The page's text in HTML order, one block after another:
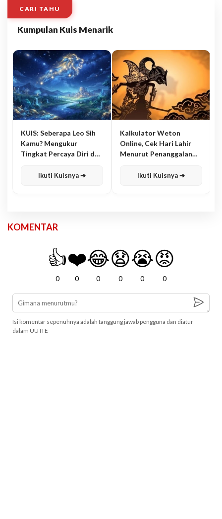
CARI TAHU
Kumpulan Kuis Menarik
KUIS: Seberapa Leo Sih
Kamu? Mengukur
Tingkat Percaya Diri dan
Ikuti Kuisnya ➔
Kalkulator Weton
Online, Cek Hari Lahir
Menurut Penanggalan
Ikuti Kuisnya ➔
KOMENTAR
👍
0
❤️
0
😂
0
😧
0
😭
0
😡
0
Isi komentar sepenuhnya adalah tanggung jawab pengguna dan diatur
dalam UU ITE